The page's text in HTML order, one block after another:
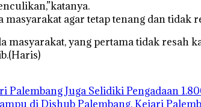
masyarakat agar tetap tenang dan
masyarakat, yang pertama tidak
Palembang Juga Selidiki Pengadaan
di Dishub Palembang, Kejari